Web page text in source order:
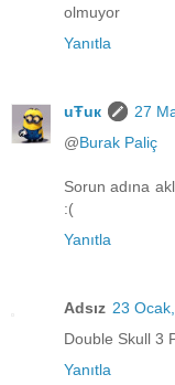
olmuyor
Yanıtla
uŦuк
27
@Burak Paliç
Sorun adına
:(
Yanıtla
Adsız 23
Double Skull 3
Yanıtla